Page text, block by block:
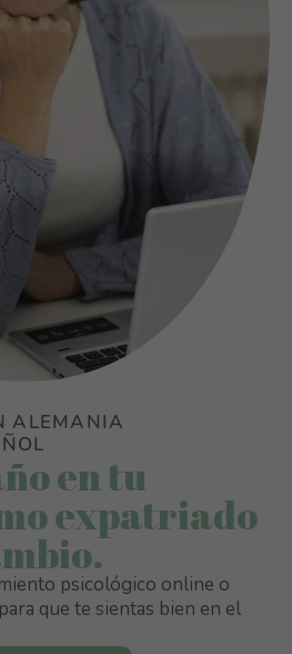
ALEMANIA
en tu
expatriado
psicológico online o
que te sientas bien en el